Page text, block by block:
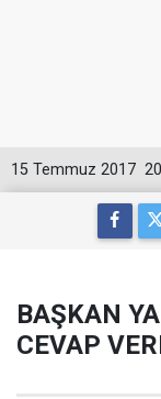
15 Temmuz 2017
BAŞKAN
CEVAP